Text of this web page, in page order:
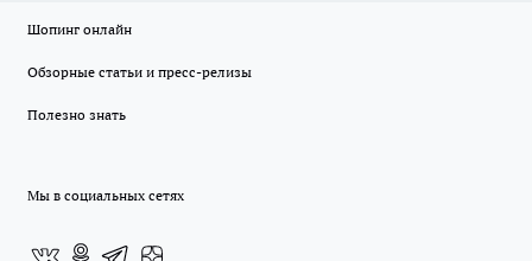
Шопинг онлайн
Обзорные статьи и пресс-релизы
Полезно знать
Мы в социальных сетях